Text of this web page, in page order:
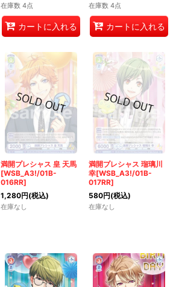
在庫数 4点
カートに入れる
在庫数 4点
カートに入れる
満開プレシャス 皇 天馬
[WSB_A3!/01B-
016RR]
1,280円(税込)
在庫なし
満開プレシャス 瑠璃川
幸[WSB_A3!/01B-
017RR]
580円(税込)
在庫なし